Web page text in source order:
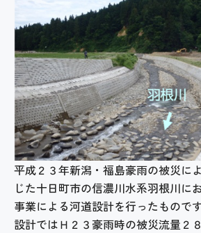
平成２３年新潟・福島豪雨の被災に
じた十日町市の信濃川水系羽根川に
事業による河道設計を行ったものです
設計ではＨ２３豪雨時の被災流量２